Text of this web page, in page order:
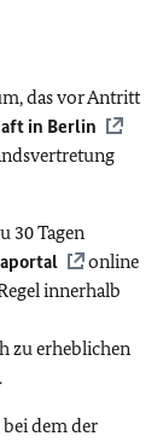
das vor Antritt
in Berlin
30 Tagen
online
innerhalb
zu erheblichen
dem der